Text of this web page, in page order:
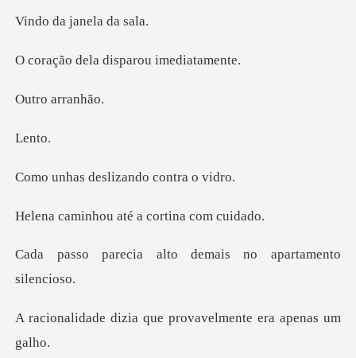
janela
la disparou
arra
nt
eslizando co
u até a cortin
alto demais no apar
a que provavelmente